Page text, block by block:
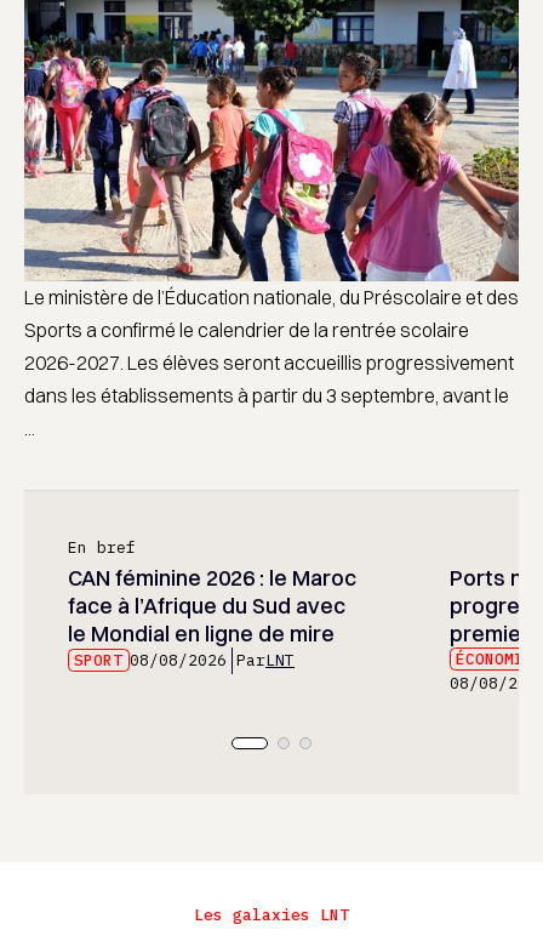
Le ministère de l’Éducation nationale, du Préscolaire et des
Sports a confirmé le calendrier de la rentrée scolaire
2026-2027. Les élèves seront accueillis progressivement
dans les établissements à partir du 3 septembre, avant le
...
En bref
CAN féminine 2026 : le Maroc
face à l’Afrique du Sud avec
le Mondial en ligne de mire
SPORT 08/08/2026 ParLNT
Ports
premier
08/08/
Les galaxies LNT